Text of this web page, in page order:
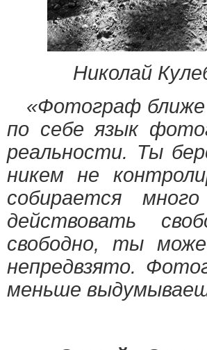
Николай
«Фотограф ближе
по себе язык
реальности. Ты
никем не
собирается
действовать
свободно, ты
непредвзято.
меньше